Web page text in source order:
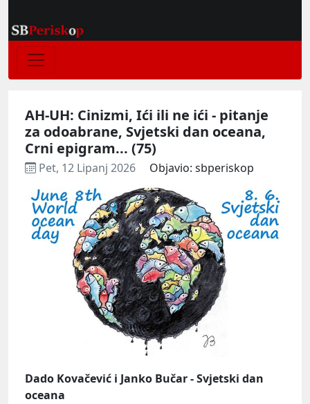
AH-UH: Cinizmi, Ići ili ne ići - pitanje
za odoabrane, Svjetski dan oceana,
Crni epigram... (75)
Pet, 12 Lipanj 2026 Objavio: sbperiskop
Dado Kovačević i Janko Bučar - Svjetski dan
oceana